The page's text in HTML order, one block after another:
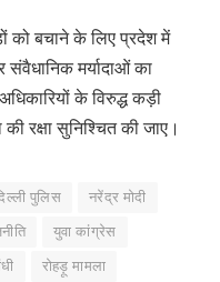
को बचाने के लिए प्रदेश में
मर्यादाओं का
के विरुद्ध कड़ी
रक्षा सुनिश्चित की जाए।
पुलिस नरेंद्र मोदी
युवा कांग्रेस
रोहड़ू मामला